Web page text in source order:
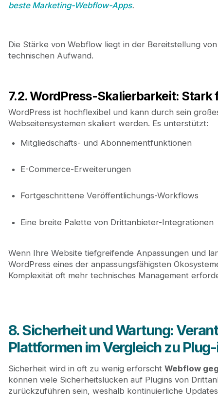
beste Marketing-Webflow-Apps.
Die Stärke von Webflow liegt in der Bereitstellung
technischen Aufwand.
7.2. WordPress-Skalierbarkeit:
WordPress ist hochflexibel und kann durch sein
Webseitensystemen skaliert werden. Es unterstützt:
Mitgliedschafts- und Abonnementfunktionen
E-Commerce-Erweiterungen
Fortgeschrittene Veröffentlichungs-Workflows
Eine breite Palette von Drittanbieter-Integrationen
Wenn Ihre Website tiefgreifende Anpassungen und
WordPress eines der anpassungsfähigsten
Komplexität oft mehr technisches Management
8. Sicherheit und Wartung:
Plattformen im Vergleich zu
Sicherheit wird in oft zu wenig erforscht Webflow
können viele Sicherheitslücken auf Plugins von
zurückzuführen sein, weshalb kontinuierliche